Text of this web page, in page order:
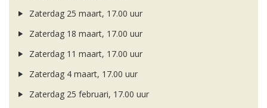
Zaterdag 25 maart, 17.00 uur
Zaterdag 18 maart, 17.00 uur
Zaterdag 11 maart, 17.00 uur
Zaterdag 4 maart, 17.00 uur
Zaterdag 25 februari, 17.00 uur